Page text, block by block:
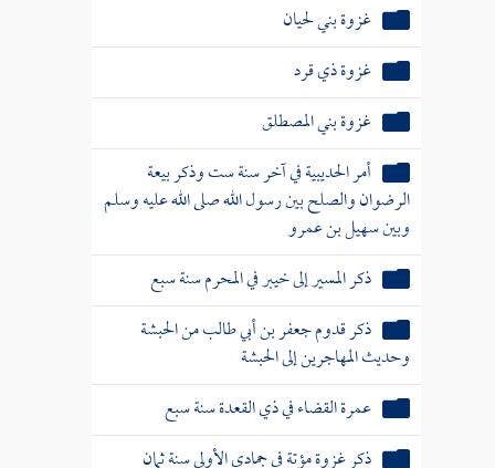
غزوة بني لحيان
غزوة ذي قرد
غزوة بني المصطلق
أمر الحديبية في آخر سنة ست وذكر بيعة
الرضوان والصلح بين رسول الله صلى الله عليه وسلم
وبين سهيل بن عمرو
ذكر المسير إلى خيبر في المحرم سنة سبع
ذكر قدوم جعفر بن أبي طالب من الحبشة
وحديث المهاجرين إلى الحبشة
عمرة القضاء في ذي القعدة سنة سبع
ذكر غزوة مؤتة في جمادى الأولى سنة ثمان